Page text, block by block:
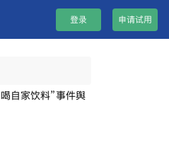
登录 申请试用
自家饮料”事件舆